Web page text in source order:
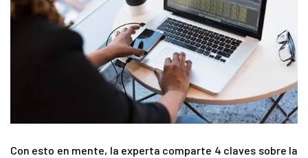
Con esto en mente, la experta comparte 4 claves sobre la